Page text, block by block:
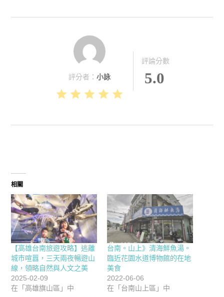
評分者： 小詠
評論分數
5.0
相關
【高雄台南旅遊攻略】逃離
城市喧囂，三天兩夜暢遊山
線，領略自然與人文之美
2025-02-09
在「高雄旗山區」中
台南。山上》清海鮮魚湯。
臨近花園水道博物館的在地
美食
2022-06-06
在「台南山上區」中